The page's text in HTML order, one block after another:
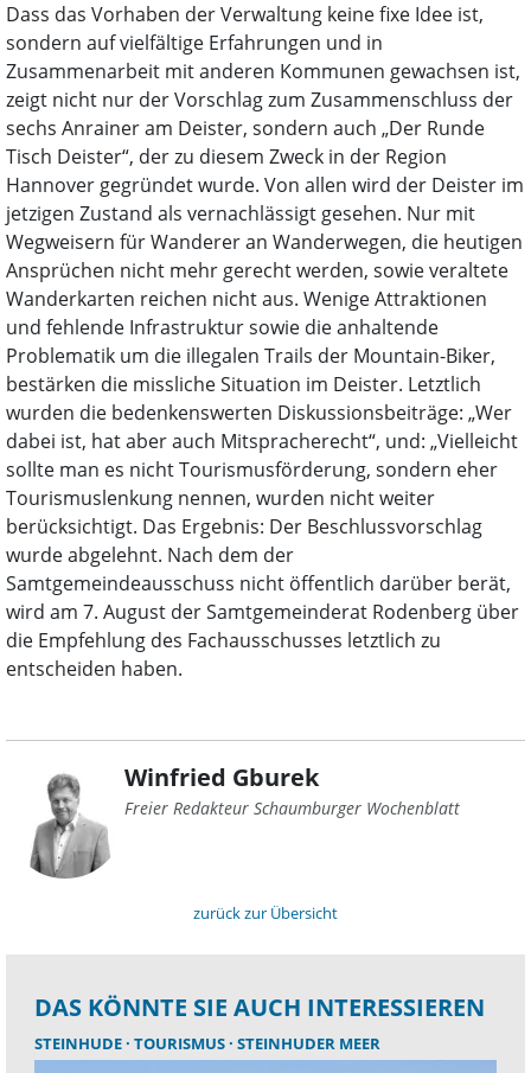
Dass das Vorhaben der Verwaltung keine fixe Idee ist,
sondern auf vielfältige Erfahrungen und in
Zusammenarbeit mit anderen Kommunen gewachsen ist,
zeigt nicht nur der Vorschlag zum Zusammenschluss der
sechs Anrainer am Deister, sondern auch „Der Runde
Tisch Deister“, der zu diesem Zweck in der Region
Hannover gegründet wurde. Von allen wird der Deister im
jetzigen Zustand als vernachlässigt gesehen. Nur mit
Wegweisern für Wanderer an Wanderwegen, die heutigen
Ansprüchen nicht mehr gerecht werden, sowie veraltete
Wanderkarten reichen nicht aus. Wenige Attraktionen
und fehlende Infrastruktur sowie die anhaltende
Problematik um die illegalen Trails der Mountain-Biker,
bestärken die missliche Situation im Deister. Letztlich
wurden die bedenkenswerten Diskussionsbeiträge: „Wer
dabei ist, hat aber auch Mitspracherecht“, und: „Vielleicht
sollte man es nicht Tourismusförderung, sondern eher
Tourismuslenkung nennen, wurden nicht weiter
berücksichtigt. Das Ergebnis: Der Beschlussvorschlag
wurde abgelehnt. Nach dem der
Samtgemeindeausschuss nicht öffentlich darüber berät,
wird am 7. August der Samtgemeinderat Rodenberg über
die Empfehlung des Fachausschusses letztlich zu
entscheiden haben.
Winfried Gburek
Freier Redakteur Schaumburger Wochenblatt
zurück zur Übersicht
DAS KÖNNTE SIE AUCH INTERESSIEREN
STEINHUDE TOURISMUS STEINHUDER MEER